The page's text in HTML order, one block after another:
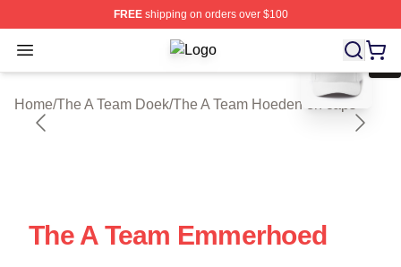
FREEshipping on orders over $100
Open menu The A Team Shop ⚡️ Officially
Home/The A Team Doek/The A Team Hoeden en caps
blank template
The A Team Emmerhoed